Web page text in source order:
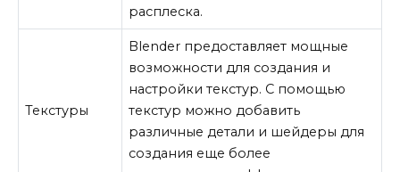
расплеска.
Текстуры
Blender предоставляет мощные
возможности для создания и
настройки текстур. С помощью
текстур можно добавить
различные детали и шейдеры для
создания еще более